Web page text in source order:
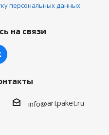
персональных данных
на связи
info@artpaket.ru